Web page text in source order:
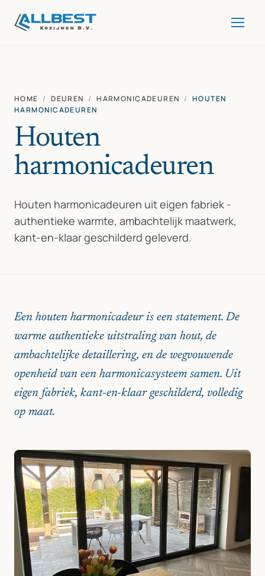
HOME / DEUREN / HARMONICADEUREN / HOUTEN
HARMONICADEUREN
Houten
harmonicadeuren
Houten harmonicadeuren uit eigen fabriek -
authentieke warmte, ambachtelijk maatwerk,
kant-en-klaar geschilderd geleverd.
Een houten harmonicadeur is een statement. De
warme authentieke uitstraling van hout, de
ambachtelijke detaillering, en de wegvouwende
openheid van een harmonicasysteem samen. Uit
eigen fabriek, kant-en-klaar geschilderd, volledig
op maat.